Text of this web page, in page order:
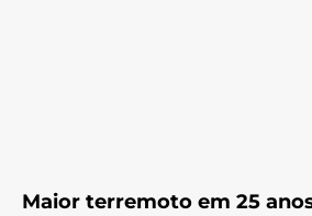
Maior terremoto em 25